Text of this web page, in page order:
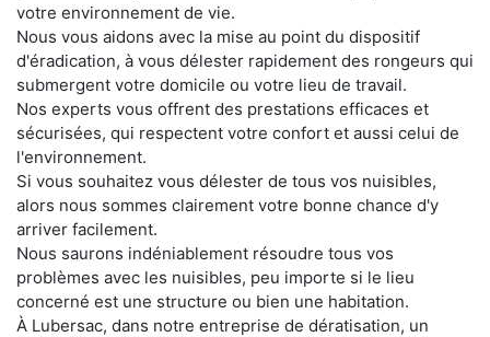
votre environnement de vie.
Nous vous aidons avec la mise au point du dispositif
d'éradication, à vous délester rapidement des rongeurs qui
submergent votre domicile ou votre lieu de travail.
Nos experts vous offrent des prestations efficaces et
sécurisées, qui respectent votre confort et aussi celui de
l'environnement.
Si vous souhaitez vous délester de tous vos nuisibles,
alors nous sommes clairement votre bonne chance d'y
arriver facilement.
Nous saurons indéniablement résoudre tous vos
problèmes avec les nuisibles, peu importe si le lieu
concerné est une structure ou bien une habitation.
À Lubersac, dans notre entreprise de dératisation, un